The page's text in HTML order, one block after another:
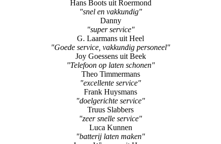
"Geweldige service"
Chris Deconinck
"reanimatie Mac mini"
Hans Boots uit Roermond
"snel en vakkundig"
Danny
"super service"
G. Laarmans uit Heel
"Goede service, vakkundig personeel"
Joy Goessens uit Beek
"Telefoon op laten schonen"
Theo Timmermans
"excellente service"
Frank Huysmans
"doelgerichte service"
Truus Slabbers